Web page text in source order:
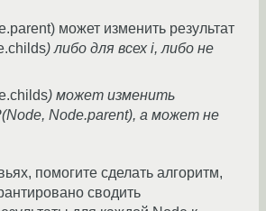
может изменить результат
) либо для всех i, либо не
) может изменить
Node.parent), а может не
помогите сделать алгоритм,
сводить